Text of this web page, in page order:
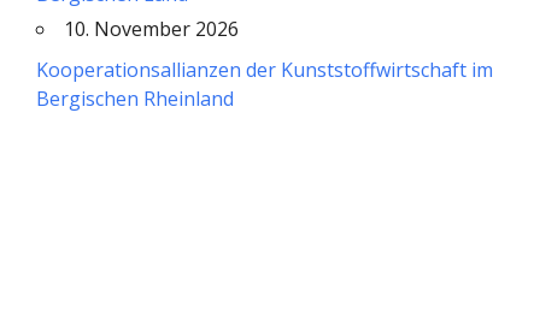
10. November 2026
Kooperationsallianzen der Kunststoffwirtschaft im
Bergischen Rheinland